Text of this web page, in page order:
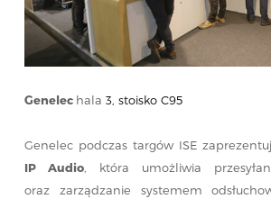
Genelec hala 3, stoisko C95
Genelec podczas targów ISE
IP Audio , która umożliwia
oraz zarządzanie systemem